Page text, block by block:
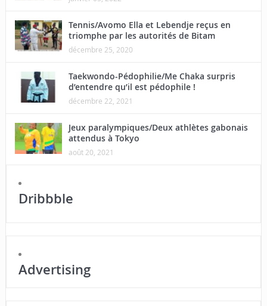
Tennis/Avomo Ella et Lebendje reçus en
triomphe par les autorités de Bitam
décembre 25, 2020
Taekwondo-Pédophilie/Me Chaka surpris
d’entendre qu’il est pédophile !
décembre 22, 2021
Jeux paralympiques/Deux athlètes gabonais
attendus à Tokyo
août 20, 2021
Dribbble
Advertising